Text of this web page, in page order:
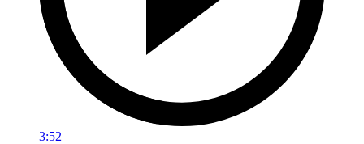
3:52